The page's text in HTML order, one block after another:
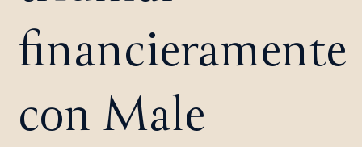
financieramente
con Male